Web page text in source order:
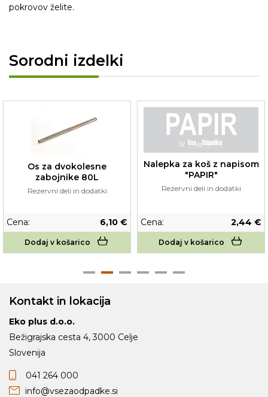
pokrovov želite.
Sorodni izdelki
Os za dvokolesne
zabojnike 80L
Rezervni deli in dodatki
Cena: 6,10 €
Dodaj v košarico
Nalepka za koš z napisom
"PAPIR"
Rezervni deli in dodatki
Cena: 2,44 €
Dodaj v košarico
Kontakt in lokacija
Eko plus d.o.o.
Bežigrajska cesta 4, 3000 Celje
Slovenija
041 264 000
info@vsezaodpadke.si